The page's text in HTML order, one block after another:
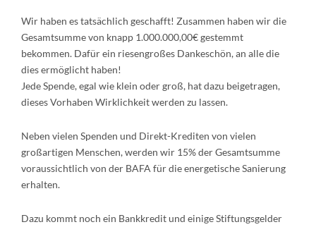
Wir haben es tatsächlich geschafft! Zusammen haben wir die
Gesamtsumme von knapp 1.000.000,00€ gestemmt
bekommen. Dafür ein riesengroßes Dankeschön, an alle die
dies ermöglicht haben!
Jede Spende, egal wie klein oder groß, hat dazu beigetragen,
dieses Vorhaben Wirklichkeit werden zu lassen.
Neben vielen Spenden und Direkt-Krediten von vielen
großartigen Menschen, werden wir 15% der Gesamtsumme
voraussichtlich von der BAFA für die energetische Sanierung
erhalten.
Dazu kommt noch ein Bankkredit und einige Stiftungsgelder